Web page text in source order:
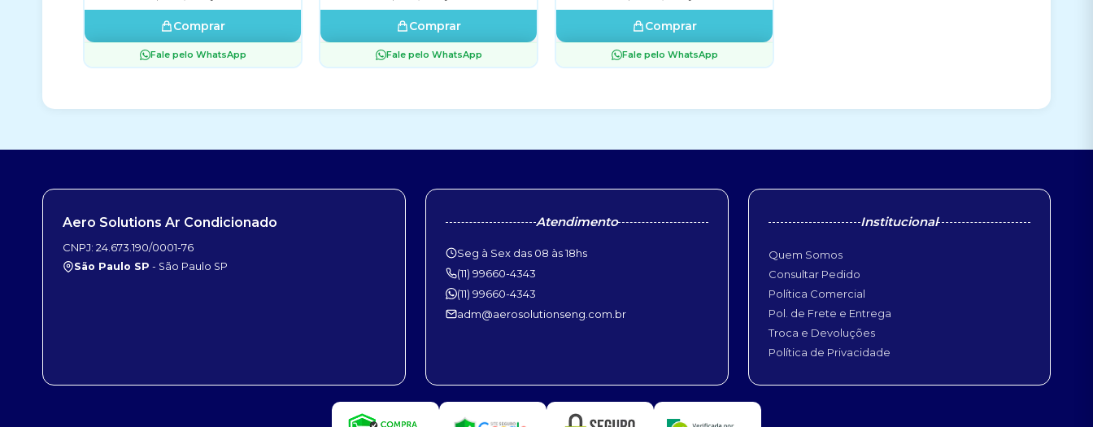
Comprar
Fale pelo WhatsApp
Comprar
Fale pelo WhatsApp
Comprar
Fale pelo WhatsApp
Aero Solutions Ar Condicionado
CNPJ: 24.673.190/0001-76
São Paulo SP - São Paulo SP
Atendimento
Seg à Sex das 08 às 18hs
(11) 99660-4343
(11) 99660-4343
adm@aerosolutionseng.com.br
Institucional
Quem Somos
Consultar Pedido
Política Comercial
Pol. de Frete e Entrega
Troca e Devoluções
Política de Privacidade